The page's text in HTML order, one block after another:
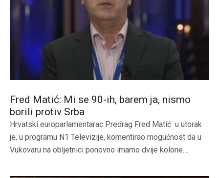
Fred Matić: Mi se 90-ih, barem ja, nismo
borili protiv Srba
Hrvatski europarlamentarac Predrag Fred Matić u utorak
je, u programu N1 Televizije, komentirao mogućnost da u
Vukovaru na obljetnici ponovno imamo dvije kolone....